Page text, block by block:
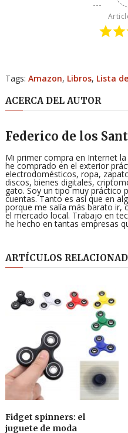
Tags: Amazon, Libros, Lista
ACERCA DEL AUTOR
Federico de los
Mi primer compra en Internet
he comprado en el exterior
electrodomésticos, ropa,
discos, bienes digitales,
gato. Soy un tipo muy práctico
cuentas. Tanto es así que en
porque me salía más barato ir,
el mercado local. Trabajo en
he hecho en tantas empresas
ARTÍCULOS
Fidget spinners: el
juguete de moda